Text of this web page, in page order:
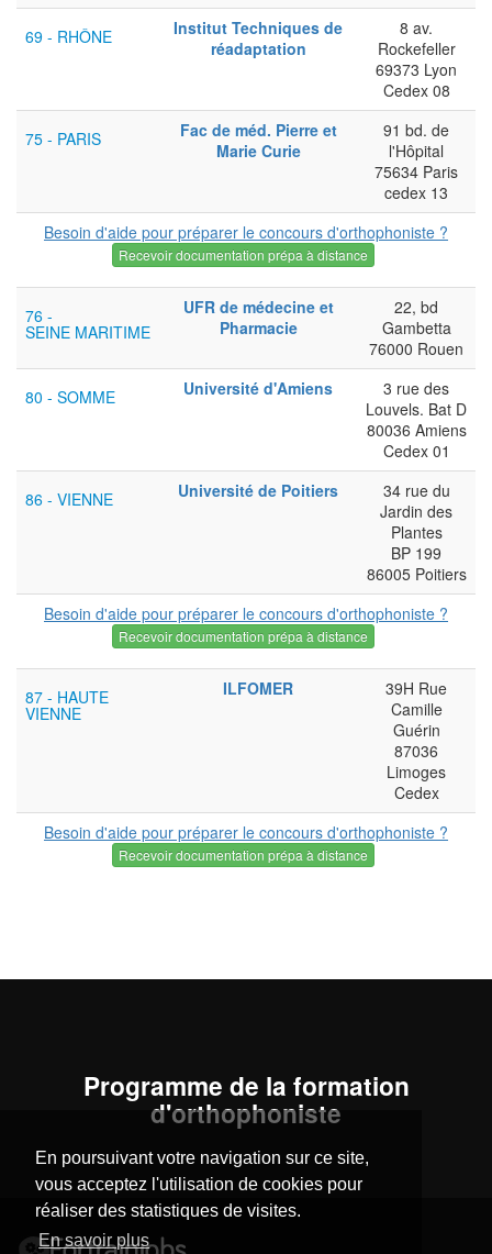
En poursuivant votre navigation sur ce site,
vous acceptez l'utilisation de cookies pour
réaliser des statistiques de visites.
En savoir plus
69 - RHÔNE
Institut Techniques de
réadaptation
8 av.
Rockefeller
69373 Lyon
Cedex 08
75 - PARIS
Fac de méd. Pierre et
Marie Curie
91 bd. de
l'Hôpital
75634 Paris
cedex 13
Besoin d'aide pour préparer le concours d'orthophoniste ?
Recevoir documentation prépa à distance
76 -
SEINE MARITIME
UFR de médecine et
Pharmacie
22, bd
Gambetta
76000 Rouen
80 - SOMME Université d'Amiens
3 rue des
Louvels. Bat D
80036 Amiens
Cedex 01
86 - VIENNE Université de Poitiers
34 rue du
Jardin des
Plantes
BP 199
86005 Poitiers
Besoin d'aide pour préparer le concours d'orthophoniste ?
Recevoir documentation prépa à distance
87 - HAUTE
VIENNE
ILFOMER
39H Rue
Camille
Guérin
87036
Limoges
Cedex
Besoin d'aide pour préparer le concours d'orthophoniste ?
Recevoir documentation prépa à distance
Programme de la formation
d'orthophoniste